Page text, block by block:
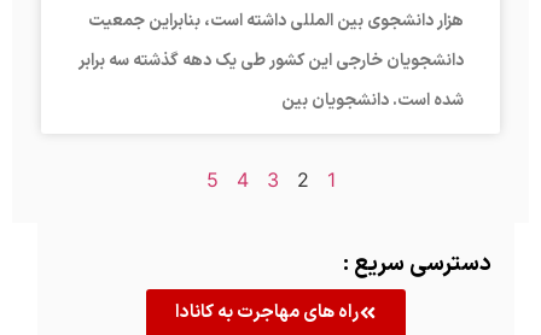
دسترسی سریع :
راه های مهاجرت به کانادا
هزار دانشجوی بین المللی داشته است، بنابراین جمعیت
دانشجویان خارجی این کشور طی یک دهه گذشته سه برابر
شده است. دانشجویان بین
1
2
3
4
5